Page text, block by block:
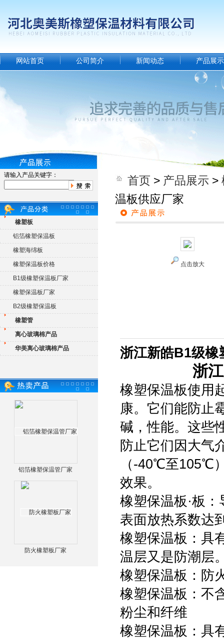
网站首页 公司简介 新闻动态 产品展示
请输入产品关键字：
橡塑板
铝箔橡塑保温板
橡塑海绵板
橡塑保温板价格
B1级橡塑保温板厂家
橡塑保温板厂家
B2级橡塑保温板
橡塑管
离心玻璃棉产品
华美离心玻璃棉产品
铝箔橡塑保温管厂家
防火橡塑板厂家
首页 > 产品展示 >
温板供应厂家
点击放大
浙江新皓B1级橡
浙
橡塑保温板使用
康。它们能防止
碱，性能。这些
防止它们因大气
（-40℃至105℃
效果。
橡塑保温板·板
表面放热系数达
橡塑保温板：具
温层又是防潮层
橡塑保温板：防
橡塑保温板：不
粉尘和纤维
橡塑保温板：具